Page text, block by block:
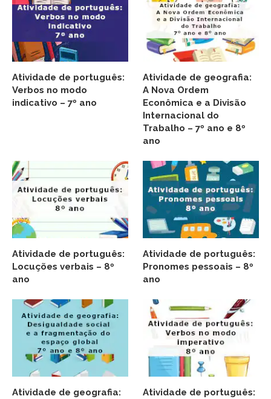
Atividade de português:
Verbos no modo
indicativo – 7º ano
Atividade de geografia:
A Nova Ordem
Econômica e a Divisão
Internacional do
Trabalho – 7º ano e 8º
ano
Atividade de português:
Locuções verbais – 8º
ano
Atividade de português:
Pronomes pessoais – 8º
ano
Atividade de geografia:
Atividade de português: